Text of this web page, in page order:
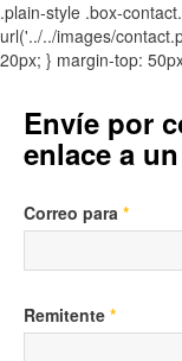
.plain-style .box-
url('../../images/
20px; } margin-top:
Envíe por
enlace a
Correo para *
Remitente *